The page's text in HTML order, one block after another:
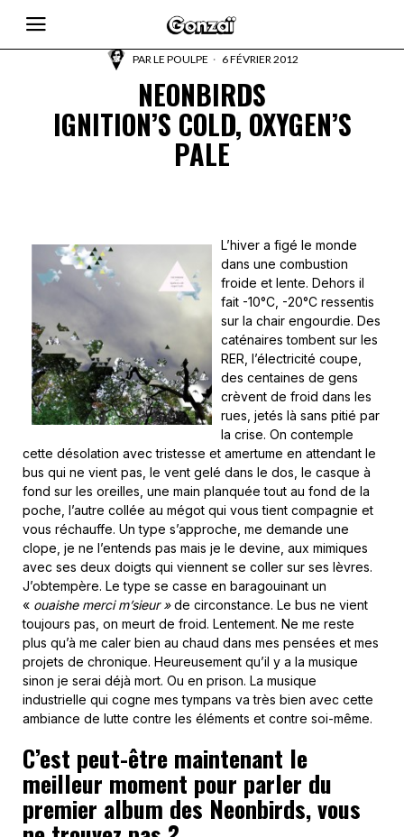
PARLE POULPE 6 FÉVRIER 2012
NEONBIRDS
IGNITION’S COLD, OXYGEN’S
PALE
L’hiver a figé le monde
dans une combustion
froide et lente. Dehors il
fait -10°C, -20°C ressentis
sur la chair engourdie. Des
caténaires tombent sur les
RER, l’électricité coupe,
des centaines de gens
crèvent de froid dans les
rues, jetés là sans pitié par
la crise. On contemple
cette désolation avec tristesse et amertume en attendant le
bus qui ne vient pas, le vent gelé dans le dos, le casque à
fond sur les oreilles, une main planquée tout au fond de la
poche, l’autre collée au mégot qui vous tient compagnie et
vous réchauffe. Un type s’approche, me demande une
clope, je ne l’entends pas mais je le devine, aux mimiques
avec ses deux doigts qui viennent se coller sur ses lèvres.
J’obtempère. Le type se casse en baragouinant un
« ouaishe merci m’sieur »de circonstance. Le bus ne vient
toujours pas, on meurt de froid. Lentement. Ne me reste
plus qu’à me caler bien au chaud dans mes pensées et mes
projets de chronique. Heureusement qu’il y a la musique
sinon je serai déjà mort. Ou en prison. La musique
industrielle qui cogne mes tympans va très bien avec cette
ambiance de lutte contre les éléments et contre soi-même.
C’est peut-être maintenant le
meilleur moment pour parler du
premier album des Neonbirds, vous